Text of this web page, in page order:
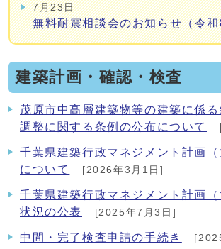
7月23日
無料耐震相談会のお知らせ（令
建築計画・確認・検査
茂原市中高層建築物等の建築に係
調整に関する条例の公布について
千葉県建築行政マネジメント計画
について
[2026年3月1日]
千葉県建築行政マネジメント計画
状況の公表
[2025年7月3日]
中間・完了検査申請の手続き